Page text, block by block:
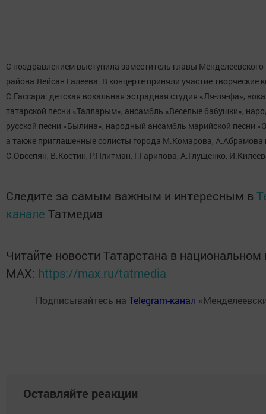
С поздравлением выступила заместитель главы
района Лейсан Галеева. В концерте приняли участие
С.Гассара: детская вокальная эстрадная студия «Ля-ля-фа»,
татарской песни «Талларым», ансамбль «Веселые бабушки»,
русской песни «Былина», народный ансамбль марийской песни
а также приглашенные солисты города М.Комарова,
С.Овсепян, В.Костин, Р.Плитман, Г.Гарипова, А.Глущенко,
Следите за самым важным и интересным в
канале Татмедиа
Читайте новости Татарстана в
MАХ: https://max.ru/tatmedia
Подписывайтесь на Telegram-канал
Оставляйте реакции